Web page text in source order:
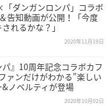
「ダンガンロンパ」コラボ
告知動画が公開！「今度
れるかな？」
2020年11月19日
パ』10周年記念コラボカフ
ァンだけがわかる”楽しい
ノベルティが登場
2020年10月02日